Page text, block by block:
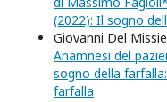
(2022): Il sogno
Giovanni Del
Anamnesi del
sogno della
farfalla